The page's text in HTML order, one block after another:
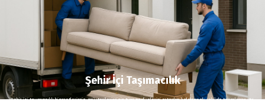
Evden Eve Taşımacılık